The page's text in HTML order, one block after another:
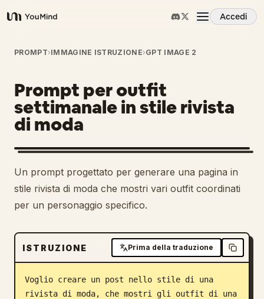
YouMind
Accedi
Panoramica
Casi d'uso
Abilità
Prompt
Prezzi
Scarica
Blog
PROMPT›IMMAGINE ISTRUZIONE›GPT IMAGE 2
Prompt per outfit
settimanale in stile rivista
di moda
Un prompt progettato per generare una pagina in
stile rivista di moda che mostri vari outfit coordinati
per un personaggio specifico.
ISTRUZIONE Prima della traduzione
Voglio creare un post nello stile di una
rivista di moda, che mostri gli outfit di una